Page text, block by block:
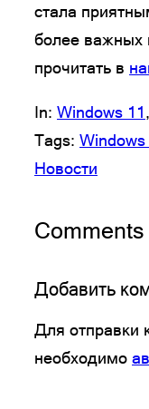
стала
более важных
прочитать в
In: Windows 11,
Tags: Windows
Новости
Comments
Добавить
Для отправки
необходимо